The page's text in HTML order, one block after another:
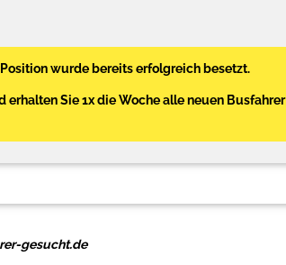
wurde bereits erfolgreich besetzt.
erhalten Sie 1x die Woche alle neuen Busfahrer
gesucht.de